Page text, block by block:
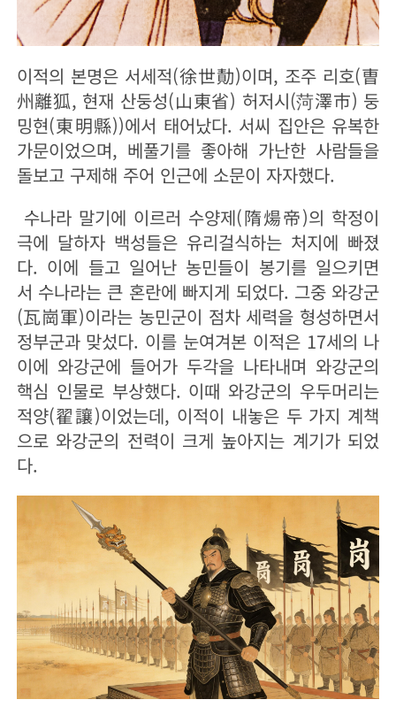
이적의 본명은 서세적(徐世勣)이며, 조주 리호(曺
州離狐, 현재 산둥성(山東省) 허저시(菏澤市) 둥
밍현(東明縣))에서 태어났다. 서씨 집안은 유복한
가문이었으며, 베풀기를 좋아해 가난한 사람들을
돌보고 구제해 주어 인근에 소문이 자자했다.
수나라 말기에 이르러 수양제(隋煬帝)의 학정이
극에 달하자 백성들은 유리걸식하는 처지에 빠졌
다. 이에 들고 일어난 농민들이 봉기를 일으키면
서 수나라는 큰 혼란에 빠지게 되었다. 그중 와강군
(瓦崗軍)이라는 농민군이 점차 세력을 형성하면서
정부군과 맞섰다. 이를 눈여겨본 이적은 17세의 나
이에 와강군에 들어가 두각을 나타내며 와강군의
핵심 인물로 부상했다. 이때 와강군의 우두머리는
적양(翟讓)이었는데, 이적이 내놓은 두 가지 계책
으로 와강군의 전력이 크게 높아지는 계기가 되었
다.